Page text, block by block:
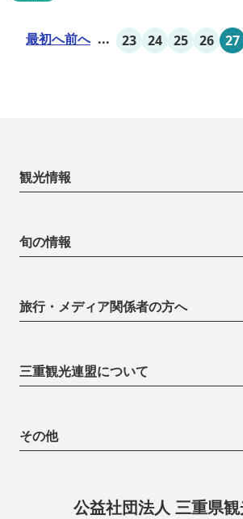
最初へ前へ ... 23 24 25 26 27
観光情報
旬の情報
旅行・メディア関係者の方へ
三重観光連盟について
その他
公益社団法人 三重県